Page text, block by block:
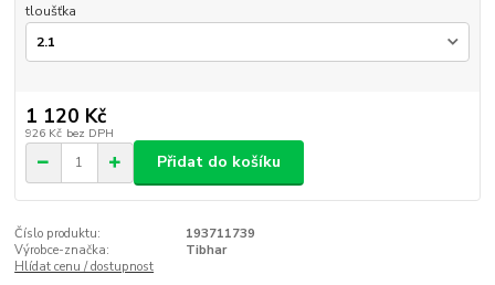
tloušťka
1 120 Kč
926 Kč bez DPH
Přidat do košíku
Číslo produktu:
193711739
Výrobce-značka:
Tibhar
Hlídat cenu / dostupnost